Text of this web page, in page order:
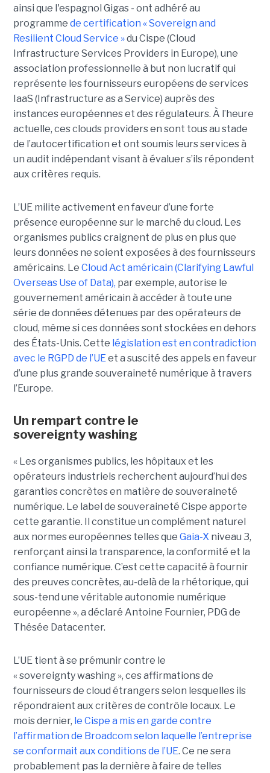
ainsi que l'espagnol Gigas - ont adhéré au
programme de certification « Sovereign and
Resilient Cloud Service »du Cispe (Cloud
Infrastructure Services Providers in Europe), une
association professionnelle à but non lucratif qui
représente les fournisseurs européens de services
IaaS (Infrastructure as a Service) auprès des
instances européennes et des régulateurs. À l’heure
actuelle, ces clouds providers en sont tous au stade
de l’autocertification et ont soumis leurs services à
un audit indépendant visant à évaluer s’ils répondent
aux critères requis.
L’UE milite activement en faveur d’une forte
présence européenne sur le marché du cloud. Les
organismes publics craignent de plus en plus que
leurs données ne soient exposées à des fournisseurs
américains. Le Cloud Act américain (Clarifying Lawful
Overseas Use of Data), par exemple, autorise le
gouvernement américain à accéder à toute une
série de données détenues par des opérateurs de
cloud, même si ces données sont stockées en dehors
des États-Unis. Cette législation est en contradiction
avec le RGPD de l’UEet a suscité des appels en faveur
d’une plus grande souveraineté numérique à travers
l’Europe.
Un rempart contre le
sovereignty washing
« Les organismes publics, les hôpitaux et les
opérateurs industriels recherchent aujourd’hui des
garanties concrètes en matière de souveraineté
numérique. Le label de souveraineté Cispe apporte
cette garantie. Il constitue un complément naturel
aux normes européennes telles que Gaia-Xniveau 3,
renforçant ainsi la transparence, la conformité et la
confiance numérique. C’est cette capacité à fournir
des preuves concrètes, au-delà de la rhétorique, qui
sous-tend une véritable autonomie numérique
européenne », a déclaré Antoine Fournier, PDG de
Thésée Datacenter.
L’UE tient à se prémunir contre le
« sovereignty washing », ces affirmations de
fournisseurs de cloud étrangers selon lesquelles ils
répondraient aux critères de contrôle locaux. Le
mois dernier, le Cispe a mis en garde contre
l’affirmation de Broadcom selon laquelle l’entreprise
se conformait aux conditions de l’UE. Ce ne sera
probablement pas la dernière à faire de telles